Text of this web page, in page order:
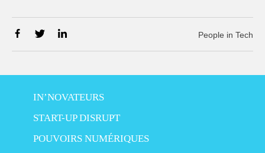
People in Tech
IN’NOVATEURS
START-UP DISRUPT
POUVOIRS NUMÉRIQUES